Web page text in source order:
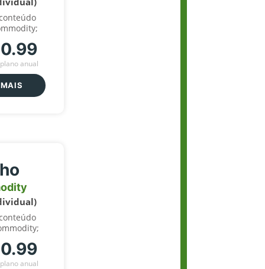
anual
anual